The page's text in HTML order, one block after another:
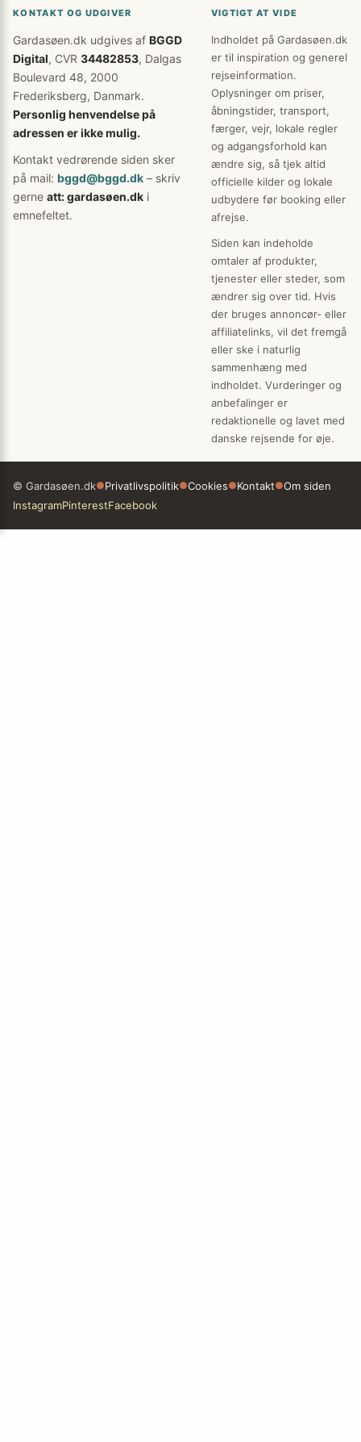
KONTAKT OG UDGIVER
Gardasøen.dk udgives af BGGD
Digital, CVR 34482853, Dalgas
Boulevard 48, 2000
Frederiksberg, Danmark.
Personlig henvendelse på
adressen er ikke mulig.
Kontakt vedrørende siden sker
på mail: bggd@bggd.dk – skriv
gerne att: gardasøen.dk i
emnefeltet.
VIGTIGT AT VIDE
Indholdet på Gardasøen.dk
er til inspiration og generel
rejseinformation.
Oplysninger om priser,
åbningstider, transport,
færger, vejr, lokale regler
og adgangsforhold kan
ændre sig, så tjek altid
officielle kilder og lokale
udbydere før booking eller
afrejse.
Siden kan indeholde
omtaler af produkter,
tjenester eller steder, som
ændrer sig over tid. Hvis
der bruges annoncør- eller
affiliatelinks, vil det fremgå
eller ske i naturlig
sammenhæng med
indholdet. Vurderinger og
anbefalinger er
redaktionelle og lavet med
danske rejsende for øje.
© Gardasøen.dk●Privatlivspolitik●Cookies●Kontakt●Om siden
InstagramPinterestFacebook